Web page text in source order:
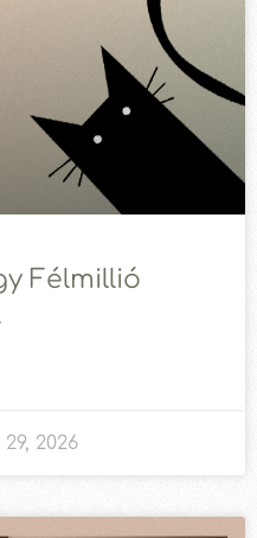
Félmillió
2026